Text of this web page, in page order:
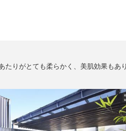
りがとても柔らかく、美肌効果もあ